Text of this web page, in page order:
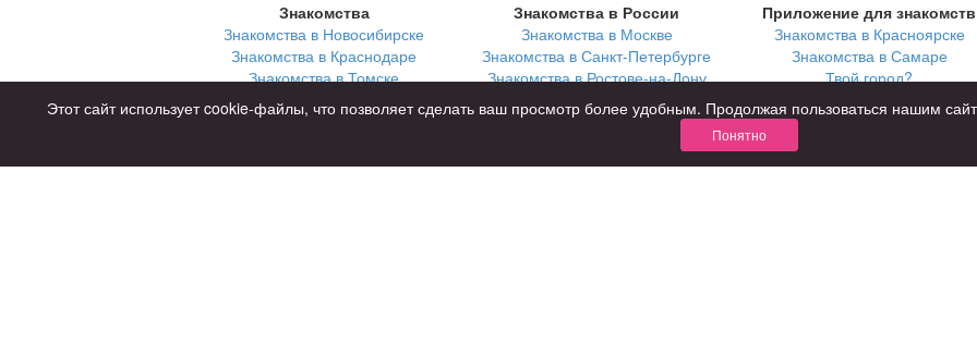
Знакомства
Знакомства в Новосибирске
Знакомства в Краснодаре
Знакомства в Томске
Знакомства в Екатеринбурге
Знакомства в России
Знакомства в Москве
Знакомства в Санкт-Петербурге
Знакомства в Ростове-на-Дону
Приложение для знакомств
Знакомства в Красноярске
Знакомства в Самаре
Твой город?
Этот сайт использует cookie-файлы, что позволяет сделать ваш просмотр более удобным. Продолжая пользоваться нашим
Понятно